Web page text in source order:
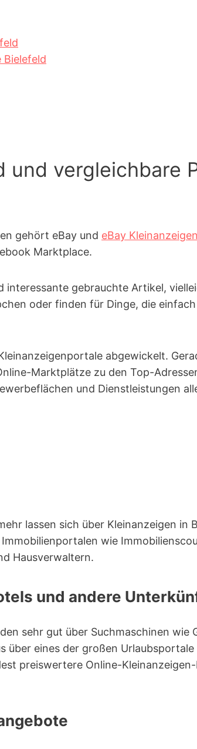
Bielefeld
und vergleichbare
gehört eBay und eBay Kleinanzeigen
Marktplace.
interessante gebrauchte Artikel,
oder finden für Dinge, die
abgewickelt.
Marktplätze zu den Top-
und Dienstleistungen
lassen sich über Kleinanzeigen in
wie
Hausverwaltern.
und andere
sehr gut über Suchmaschinen wie
über eines der großen
preiswertere Online-